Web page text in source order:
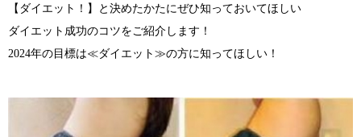
【ダイエット！】と決めたかたにぜひ知っておいてほしい
ダイエット成功のコツをご紹介します！
2024年の目標は≪ダイエット≫の方に知ってほしい！